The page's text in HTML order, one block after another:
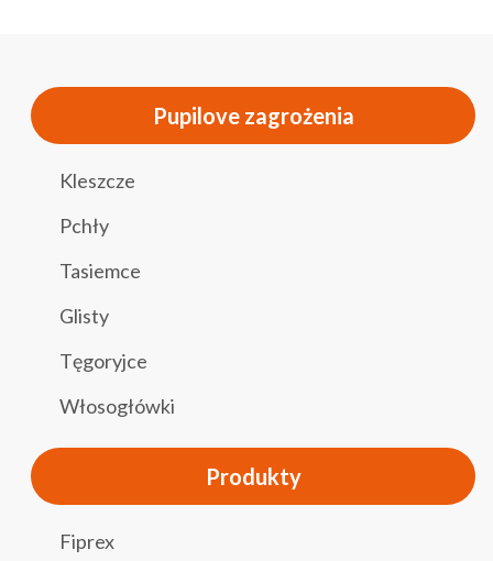
Pupilove zagrożenia
Kleszcze
Pchły
Tasiemce
Glisty
Tęgoryjce
Włosogłówki
Produkty
Fiprex